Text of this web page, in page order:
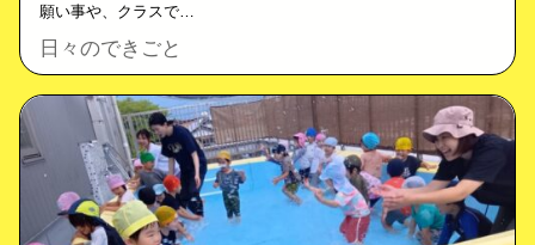
願い事や、クラスで…
日々のできごと